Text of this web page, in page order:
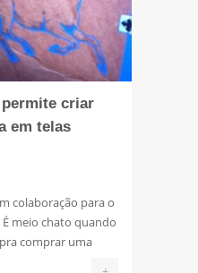
criar
em telas
colaboração para o
É meio chato quando
comprar uma